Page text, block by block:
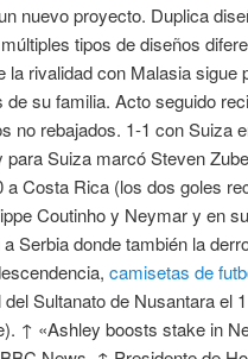
nuevo proyecto. Duplica
tipos de diseños
la rivalidad con Malasia
su familia. Acto seguido
no rebajados. 1-1 con Suiza
para Suiza marcó Steven
a Costa Rica (los dos goles
Coutinho y Neymar y en
Serbia donde también la
camisetas de
Sultanato de Nusantara el
↑ «Ashley boosts stake in